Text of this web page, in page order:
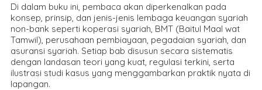
Di dalam buku ini, pembaca akan diperkenalkan pada
konsep, prinsip, dan jenis-jenis lembaga keuangan syariah
non-bank seperti koperasi syariah, BMT (Baitul Maal wat
Tamwil), perusahaan pembiayaan, pegadaian syariah, dan
asuransi syariah. Setiap bab disusun secara sistematis
dengan landasan teori yang kuat, regulasi terkini, serta
ilustrasi studi kasus yang menggambarkan praktik nyata di
lapangan.